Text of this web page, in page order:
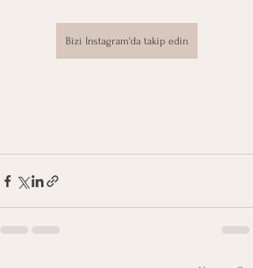
Bizi Instagram'da takip edin